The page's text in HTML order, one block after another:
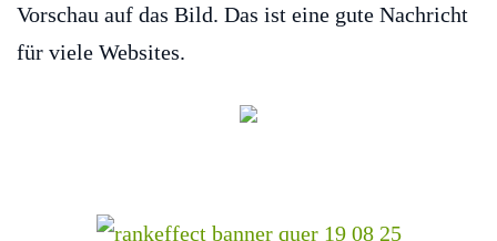
Vorschau auf das Bild. Das ist eine gute Nachricht
für viele Websites.